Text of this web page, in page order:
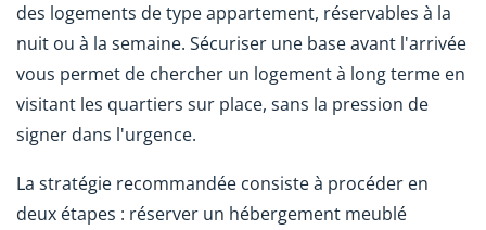
des logements de type appartement, réservables à la
nuit ou à la semaine. Sécuriser une base avant l'arrivée
vous permet de chercher un logement à long terme en
visitant les quartiers sur place, sans la pression de
signer dans l'urgence.
La stratégie recommandée consiste à procéder en
deux étapes : réserver un hébergement meublé